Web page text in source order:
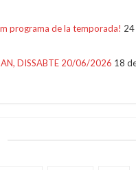
programa de la temporada! 24
DISSABTE 20/06/2026 18